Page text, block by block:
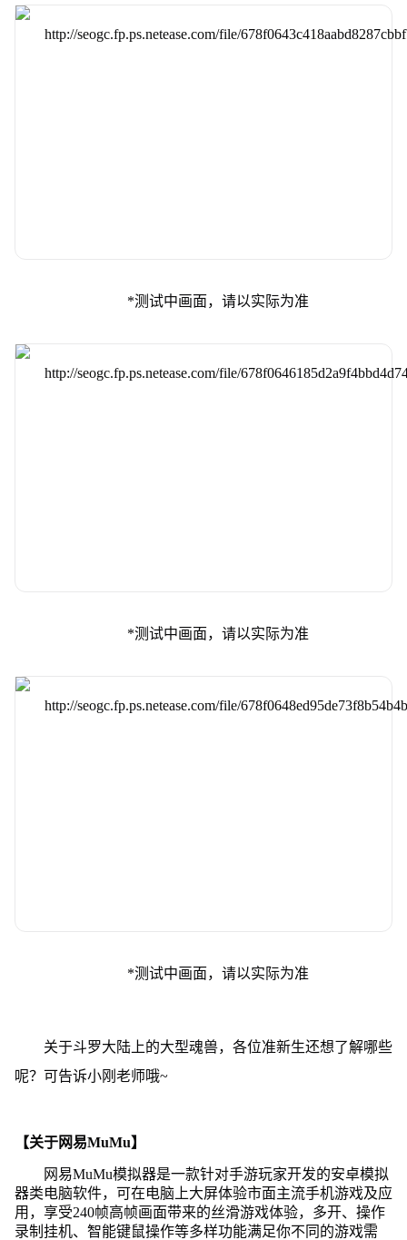
*测试中画面，请以实际为准
*测试中画面，请以实际为准
*测试中画面，请以实际为准
关于斗罗大陆上的大型魂兽，各位准新生还想了解哪些
呢？可告诉小刚老师哦~
【关于网易MuMu】
网易MuMu模拟器是一款针对手游玩家开发的安卓模拟
器类电脑软件，可在电脑上大屏体验市面主流手机游戏及应
用，享受240帧高帧画面带来的丝滑游戏体验，多开、操作
录制挂机、智能键鼠操作等多样功能满足你不同的游戏需